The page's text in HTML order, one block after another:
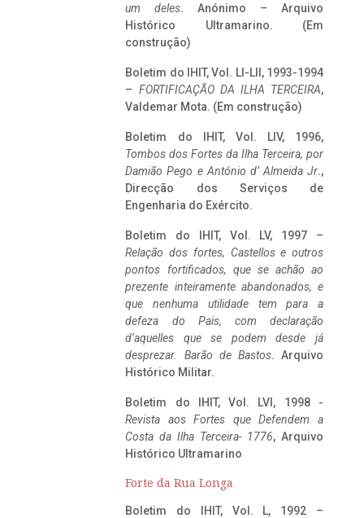
um deles. Anónimo – Arquivo
Histórico Ultramarino. (Em
construção)
Boletim do IHIT, Vol. LI-LII, 1993-1994
– FORTIFICAÇÃO DA ILHA TERCEIRA,
Valdemar Mota. (Em construção)
Boletim do IHIT, Vol. LIV, 1996,
Tombos dos Fortes da Ilha Terceira, por
Damião Pego e António d’ Almeida Jr.,
Direcção dos Serviços de
Engenharia do Exército.
Boletim do IHIT, Vol. LV, 1997 –
Relação dos fortes, Castellos e outros
pontos fortificados, que se achão ao
prezente inteiramente abandonados, e
que nenhuma utilidade tem para a
defeza do Pais, com declaração
d’aquelles que se podem desde já
desprezar. Barão de Bastos. Arquivo
Histórico Militar.
Boletim do IHIT, Vol. LVI, 1998 -
Revista aos Fortes que Defendem a
Costa da Ilha Terceira- 1776, Arquivo
Histórico Ultramarino
Forte da Rua Longa
Boletim do IHIT, Vol. L, 1992 –